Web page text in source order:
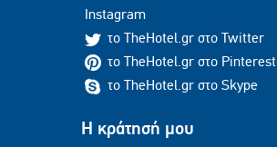
Instagram
το TheHotel.gr στο Twitter
το TheHotel.gr στο Pinterest
το TheHotel.gr στο Skype
Η κράτησή μου